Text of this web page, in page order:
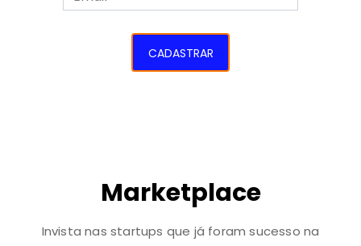
CADASTRAR
Marketplace
Invista nas startups que já foram sucesso na